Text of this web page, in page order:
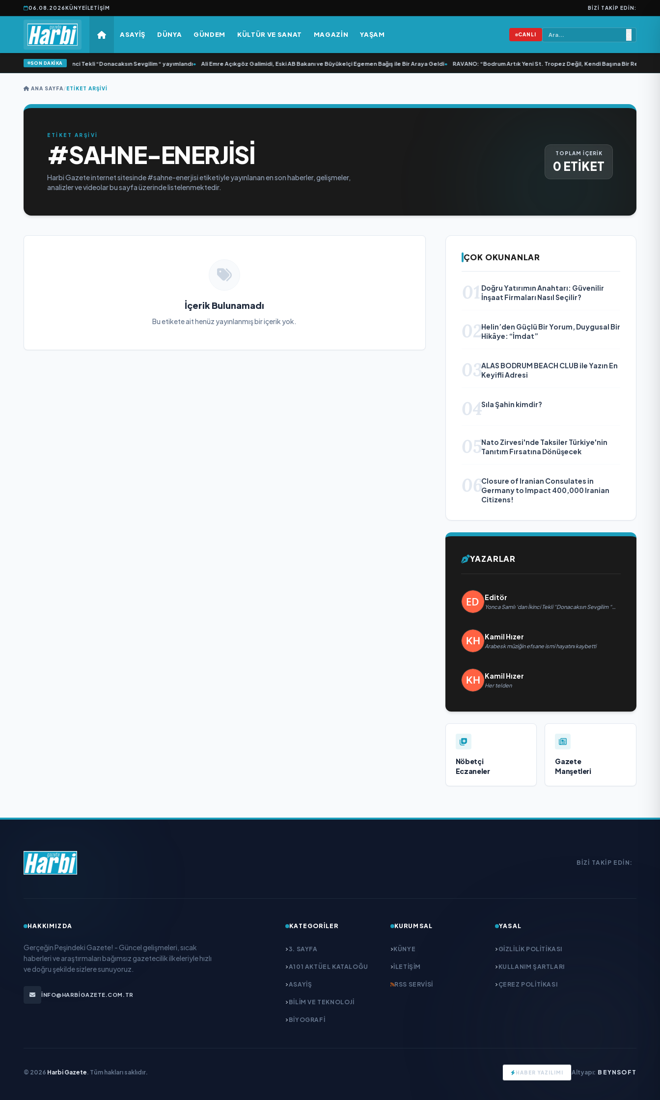
06.08.2026KÜNYEİLETIŞIM BIZI TAKIP EDIN:
ASAYİŞ DÜNYA GÜNDEM KÜLTÜR VE SANAT MAGAZİN YAŞAM CANLI
SON DAKİKA
Yonca Samlı ‘dan İkinci Tekli “Donacaksın Sevgilim “ yayımlandı• Ali Emre Açıkgöz Galimidi, Eski AB Bakanı ve Büyükelçi Egemen Bağış ile Bir Araya Geldi• RAVANO: “Bodrum Artık Yeni St. Tropez Değil, Kendi Başına Bir Referans”
ANA SAYFA/ETIKET ARŞIVI
ETİKET ARŞİVİ
#SAHNE-ENERJISI
Harbi Gazete internet sitesinde #sahne-enerjisi etiketiyle yayınlanan en son haberler, gelişmeler,
analizler ve videolar bu sayfa üzerinde listelenmektedir.
TOPLAM İÇERİK
0 ETİKET
İçerik Bulunamadı
Bu etikete ait henüz yayınlanmış bir içerik yok.
ÇOK OKUNANLAR
01 Doğru Yatırımın Anahtarı: Güvenilir
İnşaat Firmaları Nasıl Seçilir?
02Helin’den Güçlü Bir Yorum, Duygusal Bir
Hikâye: “İmdat”
03ALAS BODRUM BEACH CLUB ile Yazın En
Keyifli Adresi
04Sıla Şahin kimdir?
05Nato Zirvesi'nde Taksiler Türkiye'nin
Tanıtım Fırsatına Dönüşecek
06Closure of Iranian Consulates in
Germany to Impact 400,000 Iranian
Citizens!
YAZARLAR
Editör
Yonca Samlı ‘dan İkinci Tekli “Donacaksın Sevgilim “
Kamil Hızer
Arabesk müziğin efsane ismi hayatını kaybetti
Kamil Hızer
Her telden
Nöbetçi
Eczaneler
Gazete
Manşetleri
BIZI TAKIP EDIN:
HAKKIMIZDA
Gerçeğin Peşindeki Gazete! - Güncel gelişmeleri, sıcak
haberleri ve araştırmaları bağımsız gazetecilik ilkeleriyle hızlı
ve doğru şekilde sizlere sunuyoruz.
INFO@HARBIGAZETE.COM.TR
KATEGORILER
3. SAYFA
A101 AKTÜEL KATALOĞU
ASAYİŞ
BİLİM VE TEKNOLOJİ
BİYOGRAFİ
KURUMSAL
KÜNYE
İLETIŞIM
RSS SERVISI
YASAL
GIZLILIK POLITIKASI
KULLANIM ŞARTLARI
ÇEREZ POLITIKASI
© 2026 Harbi Gazete. Tüm hakları saklıdır. HABER YAZILIMI Altyapı: BEYNSOFT